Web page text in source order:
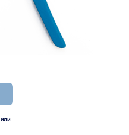
или